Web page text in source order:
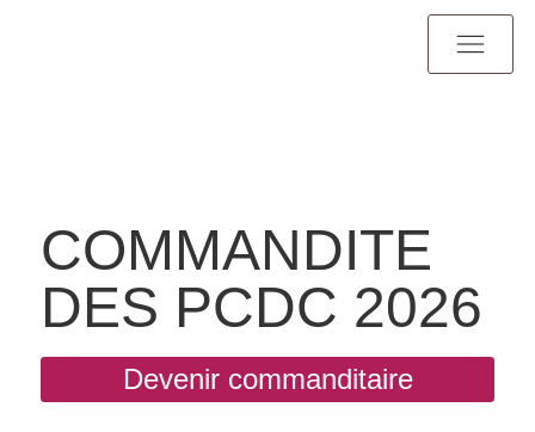
COMMANDITE
DES PCDC 2026
Devenir commanditaire